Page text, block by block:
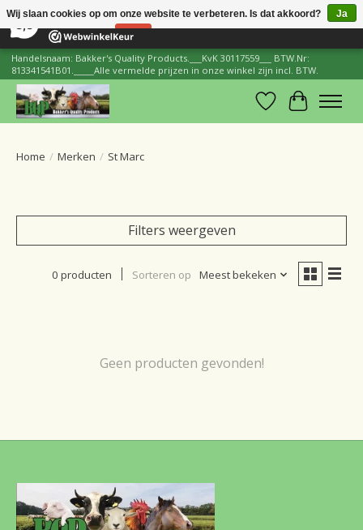
206 Reviews ×
Handelsnaam: Bakker's Quality Products.___KvK 30117559___ BTW.Nr:
813341541B01._____Alle vermelde prijzen in onze winkel zijn incl. BTW.
Verlanglijst
Home / Merken / St Marc
Filters weergeven
0 producten Sorteren op Meest bekeken
Geen producten gevonden!
Wij slaan cookies op om onze website te verbeteren. Is dat akkoord?
Ja
Nee